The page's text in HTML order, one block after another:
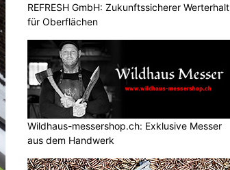
REFRESH GmbH: Zukunftssicherer Werterhalt
für Oberflächen
Wildhaus-messershop.ch: Exklusive Messer
aus dem Handwerk